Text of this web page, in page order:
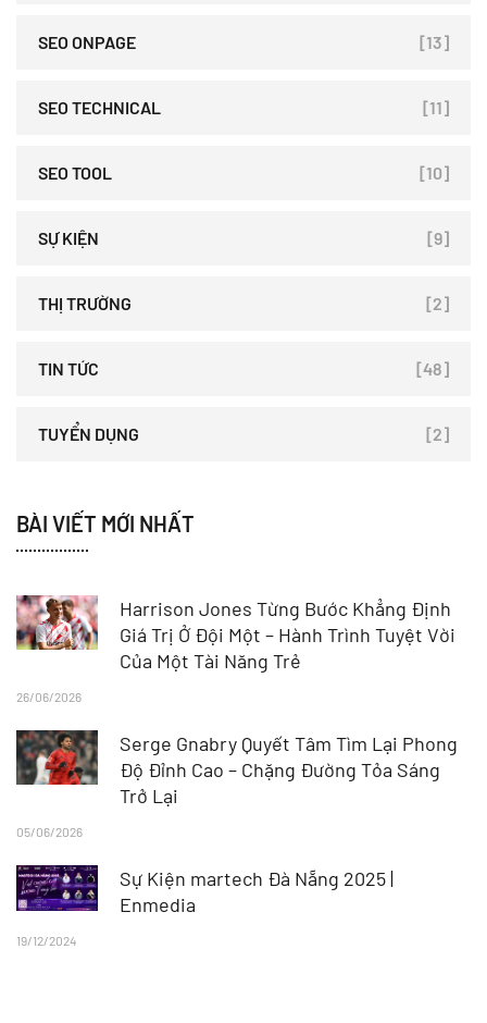
SEO ONPAGE [13]
SEO TECHNICAL [11]
SEO TOOL [10]
SỰ KIỆN [9]
THỊ TRƯỜNG [2]
TIN TỨC [48]
TUYỂN DỤNG [2]
BÀI VIẾT MỚI NHẤT
Harrison Jones Từng Bước Khẳng Định
Giá Trị Ở Đội Một – Hành Trình Tuyệt Vời
Của Một Tài Năng Trẻ
26/06/2026
Serge Gnabry Quyết Tâm Tìm Lại Phong
Độ Đỉnh Cao – Chặng Đường Tỏa Sáng
Trở Lại
05/06/2026
Sự Kiện martech Đà Nẵng 2025 |
Enmedia
19/12/2024